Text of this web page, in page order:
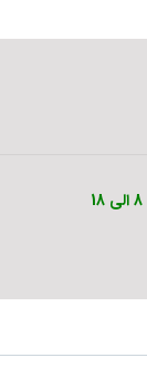
8 الی 18